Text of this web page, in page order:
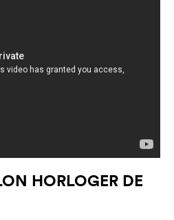
HORLOGER DE